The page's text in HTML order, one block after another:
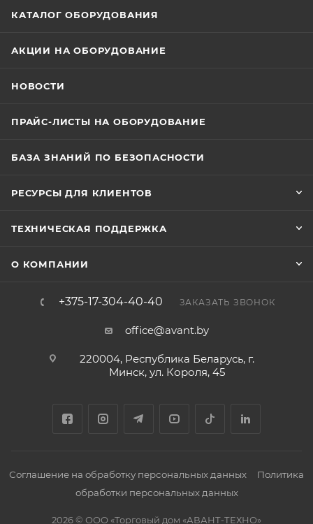
КАТАЛОГ ОБОРУДОВАНИЯ
АКЦИИ НА ОБОРУДОВАНИЕ
НОВОСТИ
ПРАЙС-ЛИСТЫ НА ОБОРУДОВАНИЕ
БАЗА ЗНАНИЙ ПО БЕЗОПАСНОСТИ
РЕСУРСЫ ДЛЯ КЛИЕНТОВ
ТЕХНИЧЕСКАЯ ПОДДЕРЖКА
О КОМПАНИИ
+375-17-304-40-40 ЗАКАЗАТЬ ЗВОНОК
office@avant.by
220004, Республика Беларусь, г.
Минск, ул. Короля, 45
Соглашение на обработку персональных данных
Политика
обработки персональных данных
2026 © ООО «Торговый дом «АВАНТ-ТЕХНО»